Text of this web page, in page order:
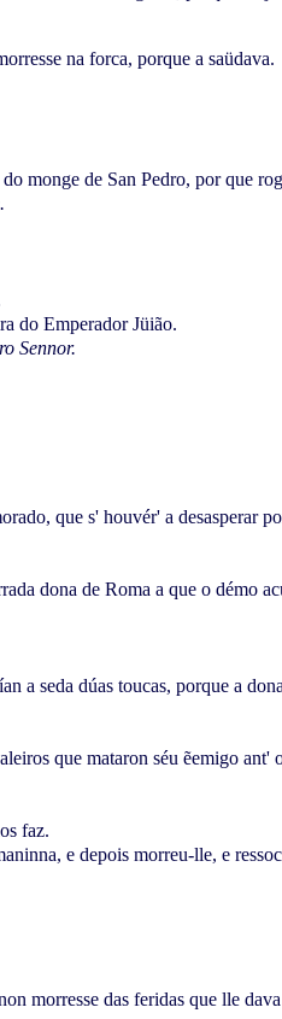
na forca, porque a saüdava.
monge de San Pedro, por que
do Emperador Jüião.
Sennor.
que s' houvér' a desasperar
dona de Roma a que o démo
a seda dúas toucas, porque a
que mataron séu ẽemigo ant'
faz.
e depois morreu-lle, e
morresse das feridas que lle